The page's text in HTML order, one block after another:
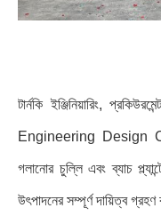
টার্নকি ইঞ্জিনিয়ারিং,
Engineering Design Co.,
গলানোর চুল্লি এবং ব্যাচ
উৎপাদনের সম্পূর্ণ দায়িত্ব